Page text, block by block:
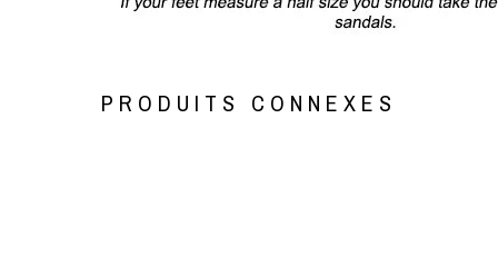
PRODUITS CONNEXES